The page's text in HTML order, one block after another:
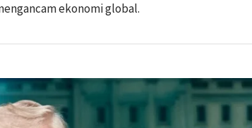
ekonomi global.